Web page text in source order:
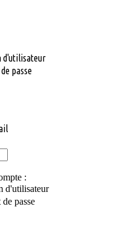
d'utilisateur
passe
:
d'utilisateur
passe